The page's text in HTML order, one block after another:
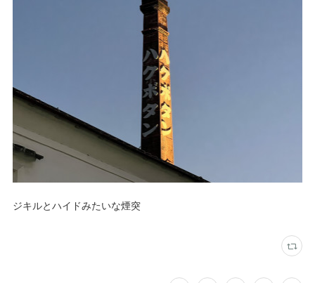
ジキルとハイドみたいな煙突